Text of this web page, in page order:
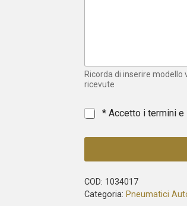
e
s
Ricorda di inserire
ricevute
* * Accetto i termini
COD: 1034017
Categoria: Pneumatici